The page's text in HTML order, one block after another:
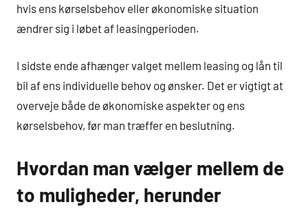
hvis ens kørselsbehov eller økonomiske situation
ændrer sig i løbet af leasingperioden.
I sidste ende afhænger valget mellem leasing og lån til
bil af ens individuelle behov og ønsker. Det er vigtigt at
overveje både de økonomiske aspekter og ens
kørselsbehov, før man træffer en beslutning.
Hvordan man vælger mellem de
to muligheder, herunder